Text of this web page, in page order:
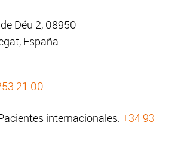
Déu 2, 08950
España
21 00
internacionales: +34 93